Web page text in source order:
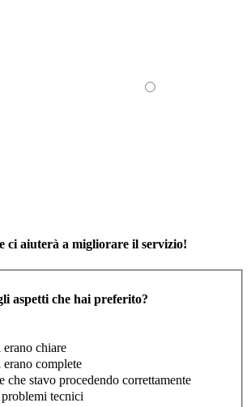
ci aiuterà a migliorare il servizio!
aspetti che hai preferito?
chiare
complete
che stavo procedendo correttamente
tecnici